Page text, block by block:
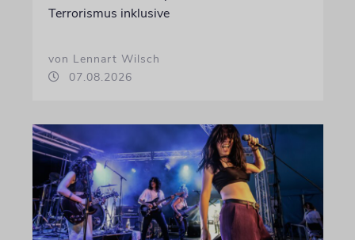
Terrorismus inklusive
von Lennart Wilsch
07.08.2026